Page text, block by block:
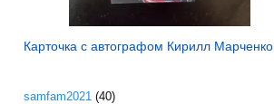
Карточка с автографом Кирилл Марченко
samfam2021 (40)